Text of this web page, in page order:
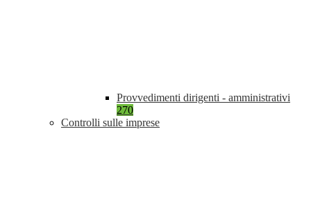
Provvedimenti dirigenti - amministrativi
270
Controlli sulle imprese